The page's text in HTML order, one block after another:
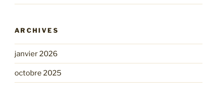
ARCHIVES
janvier 2026
octobre 2025